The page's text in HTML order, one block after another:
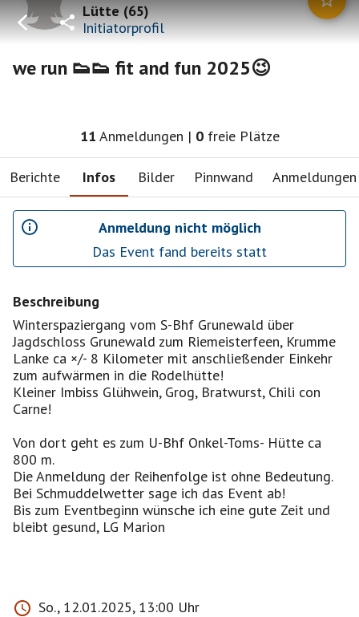
Lütte(65)
Initiatorprofil
we run 👟👟 fit and fun 2025😉
11 Anmeldungen | 0 freie Plätze
Berichte Infos Bilder Pinnwand Anmeldungen
Anmeldung nicht möglich
Das Event fand bereits statt
Beschreibung
Winterspaziergang vom S-Bhf Grunewald über
Jagdschloss Grunewald zum Riemeisterfeen, Krumme
Lanke ca ×/- 8 Kilometer mit anschließender Einkehr
zum aufwärmen in die Rodelhütte!
Kleiner Imbiss Glühwein, Grog, Bratwurst, Chili con
Carne!
Von dort geht es zum U-Bhf Onkel-Toms- Hütte ca
800 m.
Die Anmeldung der Reihenfolge ist ohne Bedeutung.
Bei Schmuddelwetter sage ich das Event ab!
Bis zum Eventbeginn wünsche ich eine gute Zeit und
bleibt gesund, LG Marion
So., 12.01.2025, 13:00 Uhr